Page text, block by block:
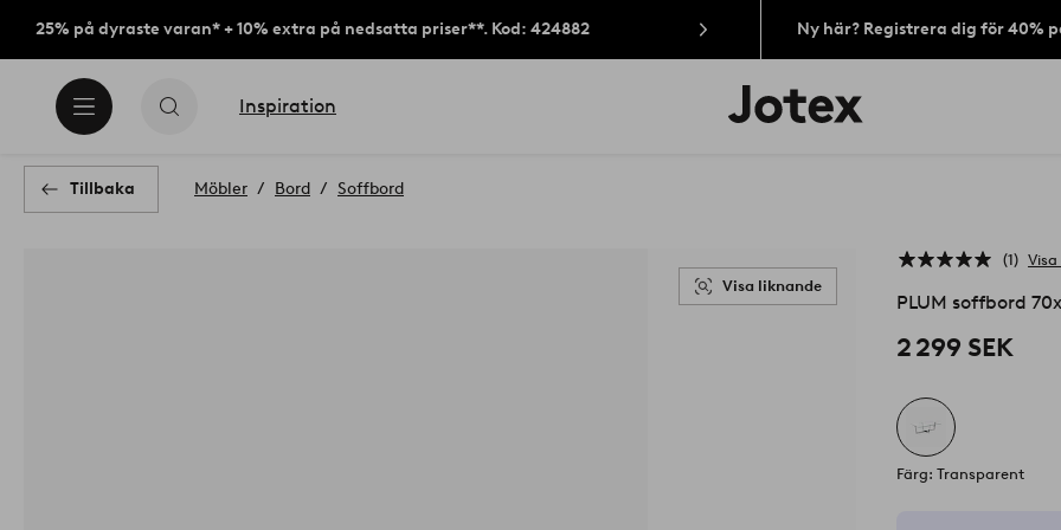
25% på dyraste varan* + 10% extra på nedsatta priser**. Kod: 424882 Ny här? Registrera dig för 40%
Inspiration
Jotex
logotyp
Tillbaka Möbler Bord Soffbord
Visa liknande
1
PLUM soffbord
2 299 SEK
Färg: Transparent